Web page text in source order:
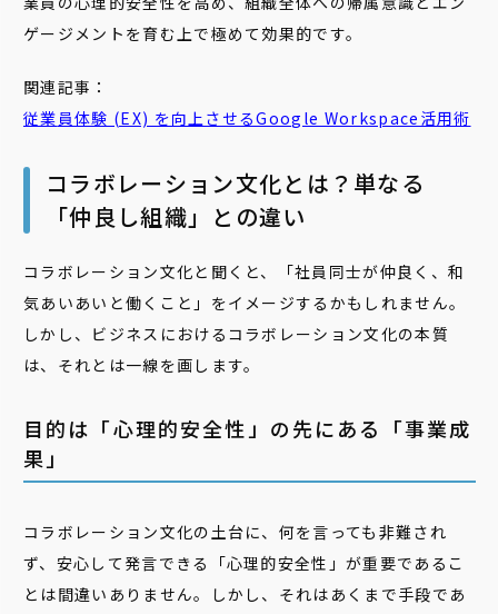
ゲージメントを育む上で極めて効果的です。
関連記事：
従業 員体験 (EX) を向上させるGoogle Workspace活用術
コラボレーション文化とは？単なる
「仲良し組織」との違い
コラボレーション文化と聞くと、「社員同士が仲良く、和
気あいあいと働くこと」をイメージするかもしれません。
しかし、ビジネスにおけるコラボレーション文化の本質
は、それとは一線を画します。
目的は「心理的安全性」の先にある「事業成
果」
コラボレーション文化の土台に、何を言っても非難され
ず、安心して発言できる「心理的安全性」が重要であるこ
とは間違いありません。しかし、それはあくまで手段であ